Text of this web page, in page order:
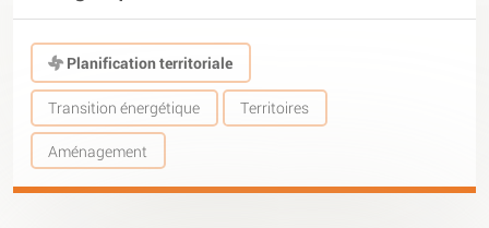
Planification territoriale
Transition énergétique Territoires
Aménagement